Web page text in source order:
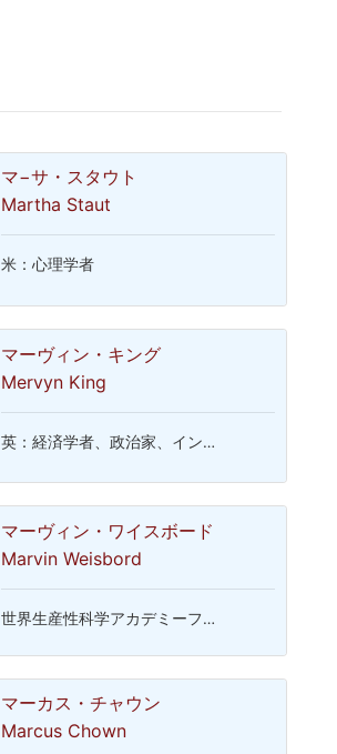
マ−サ・スタウト
Martha Staut
米：心理学者
マーヴィン・キング
Mervyn King
英：経済学者、政治家、イン…
マーヴィン・ワイスボード
Marvin Weisbord
世界生産性科学アカデミーフ…
マーカス・チャウン
Marcus Chown